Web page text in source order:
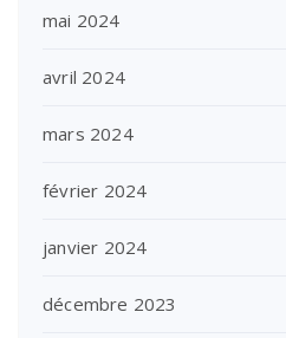
mai 2024
avril 2024
mars 2024
février 2024
janvier 2024
décembre 2023